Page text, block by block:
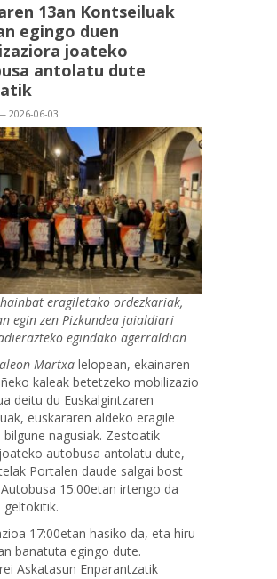
13an Kontseiluak
egingo duen
joateko
antolatu dute
2026-06-03
eragiletako ordezkariak,
egin zen Pizkundea jaialdiari
egindako agerraldian
Martxa lelopean, ekainaren
kaleak betetzeko mobilizazio
deitu du Euskalgintzaren
euskararen aldeko eragile
bilgune nagusiak. Zestoatik
autobusa antolatu dute,
Portalen daude salgai bost
15:00etan irtengo da
geltokitik.
17:00etan hasiko da, eta hiru
banatuta egingo dute.
Askatasun Enparantzatik